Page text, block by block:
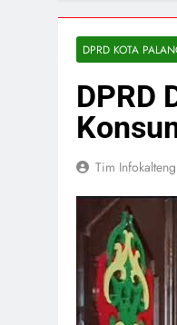
DPRD KOTA
DPRD
Tim Infokalteng